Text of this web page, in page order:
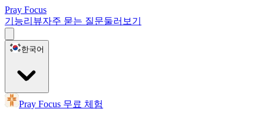
Pray Focus
기능리뷰자주 묻는 질문둘러보기
한국어
Pray Focus 무료 체험